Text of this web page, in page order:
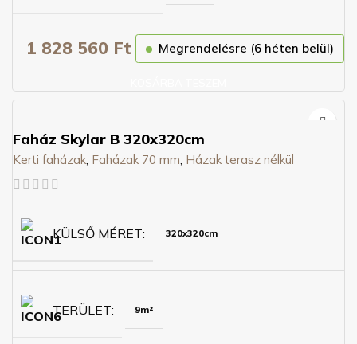
1 828 560 Ft Megrendelésre (6 héten belül)
Faház Skylar B 320x320cm
Kerti faházak Faházak 70 mm Házak terasz nélkül
KÜLSŐ MÉRET 320x320cm
TERÜLET 9m²